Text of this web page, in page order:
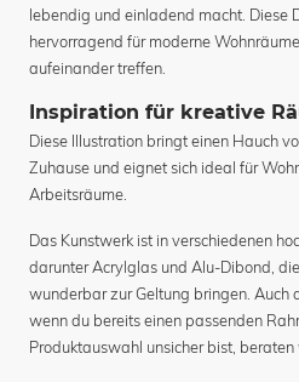
lebendig und einladend macht. Diese
hervorragend für moderne
aufeinander treffen.
Inspiration für kreative
Diese Illustration bringt einen Hauch
Zuhause und eignet sich ideal für
Arbeitsräume.
Das Kunstwerk ist in verschiedenen
darunter Acrylglas und Alu-Dibond,
wunderbar zur Geltung bringen. Auch
wenn du bereits einen passenden
Produktauswahl unsicher bist,